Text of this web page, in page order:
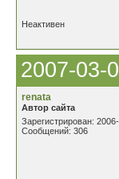
Неактивен
2007-03-
renata
Автор сайта
Зарегистрирован:
Сообщений: 306